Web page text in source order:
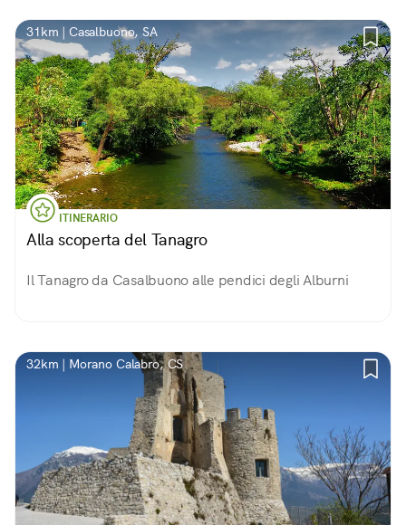
31km | Casalbuono, SA
ITINERARIO
Alla scoperta del Tanagro
Il Tanagro da Casalbuono alle pendici degli Alburni
32km | Morano Calabro, CS